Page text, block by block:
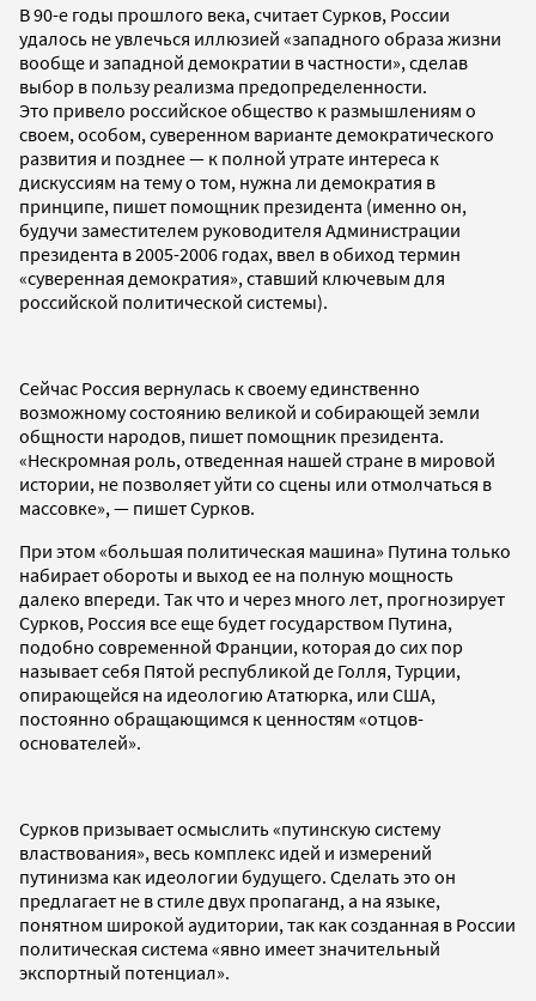
В 90-е годы прошлого века, считает Сурков, России
удалось не увлечься иллюзией «западного образа жизни
вообще и западной демократии в частности», сделав
выбор в пользу реализма предопределенности.
Это привело российское общество к размышлениям о
своем, особом, суверенном варианте демократического
развития и позднее — к полной утрате интереса к
дискуссиям на тему о том, нужна ли демократия в
принципе, пишет помощник президента (именно он,
будучи заместителем руководителя Администрации
президента в 2005-2006 годах, ввел в обиход термин
«суверенная демократия», ставший ключевым для
российской политической системы).
Сейчас Россия вернулась к своему единственно
возможному состоянию великой и собирающей земли
общности народов, пишет помощник президента.
«Нескромная роль, отведенная нашей стране в мировой
истории, не позволяет уйти со сцены или отмолчаться в
массовке», — пишет Сурков.
При этом «большая политическая машина» Путина только
набирает обороты и выход ее на полную мощность
далеко впереди. Так что и через много лет, прогнозирует
Сурков, Россия все еще будет государством Путина,
подобно современной Франции, которая до сих пор
называет себя Пятой республикой де Голля, Турции,
опирающейся на идеологию Ататюрка, или США,
постоянно обращающимся к ценностям «отцов-
основателей».
Сурков призывает осмыслить «путинскую систему
властвования», весь комплекс идей и измерений
путинизма как идеологии будущего. Сделать это он
предлагает не в стиле двух пропаганд, а на языке,
понятном широкой аудитории, так как созданная в России
политическая система «явно имеет значительный
экспортный потенциал».